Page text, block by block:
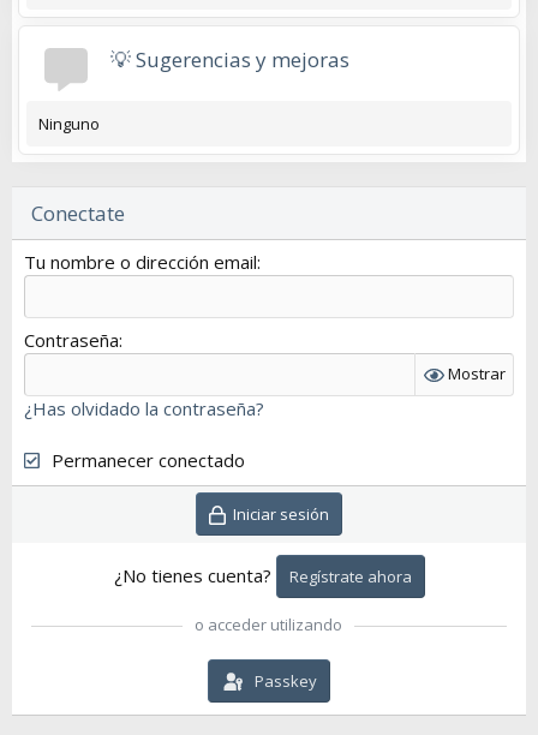
💡 Sugerencias y mejoras
Ninguno
Conectate
Tu nombre o dirección email
Contraseña
Mostrar
¿Has olvidado la contraseña?
Permanecer conectado
Iniciar sesión
¿No tienes cuenta? Regístrate ahora
o acceder utilizando
Passkey